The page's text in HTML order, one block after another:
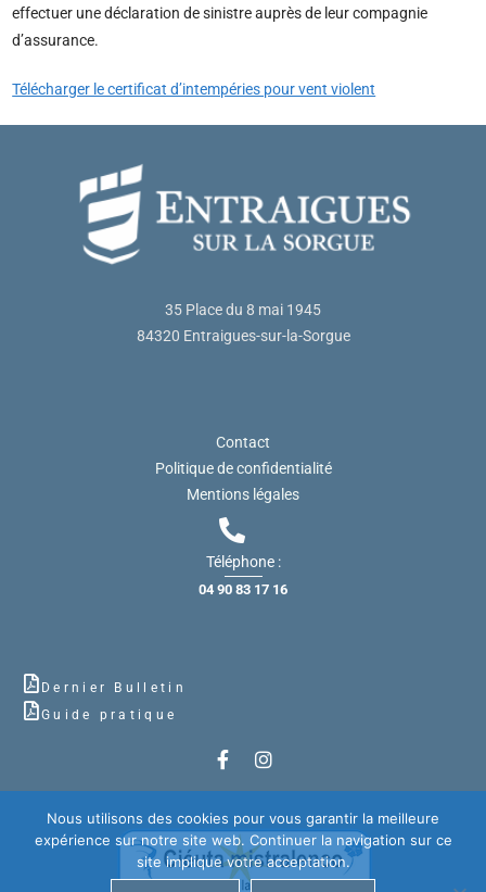
effectuer une déclaration de sinistre auprès de leur compagnie
d’assurance.
Télécharger le certificat d’intempéries pour vent violent
35 Place du 8 mai 1945
84320 Entraigues-sur-la-Sorgue
Contact
Politique de confidentialité
Mentions légales
Téléphone :
04 90 83 17 16
Dernier Bulletin
Guide pratique
Nous utilisons des cookies pour vous garantir la meilleure
expérience sur notre site web. Continuer la navigation sur ce
site implique votre acceptation.